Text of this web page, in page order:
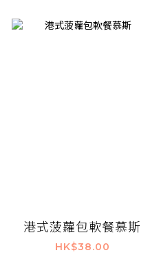
港式菠蘿包軟餐慕斯
HK$38.00